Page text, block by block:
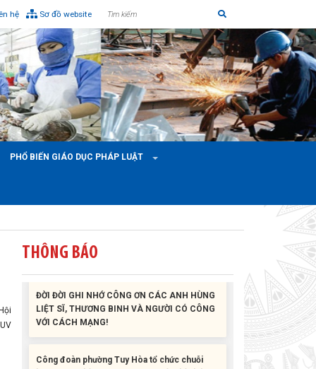
hệ Sơ đồ website
PHỔ BIẾN GIÁO DỤC PHÁP LUẬT
THÔNG BÁO
Liên đoàn Lao động tỉnh tổ chức trao kinh phí
hỗ trợ xây dựng nhà Mái ấm Công đoàn cho
đoàn viên công đoàn có hoàn cảnh...
Bàn giao Mái ấm công đoàn cho 2 đoàn viên
Liên đoàn Lao động tỉnh trao tặng 100 bộ bút
VỚI CÁCH MẠNG!
Công đoàn phường Tuy Hòa tổ chức chuỗi
Công đoàn Việt Nam (28/7/1929 –...